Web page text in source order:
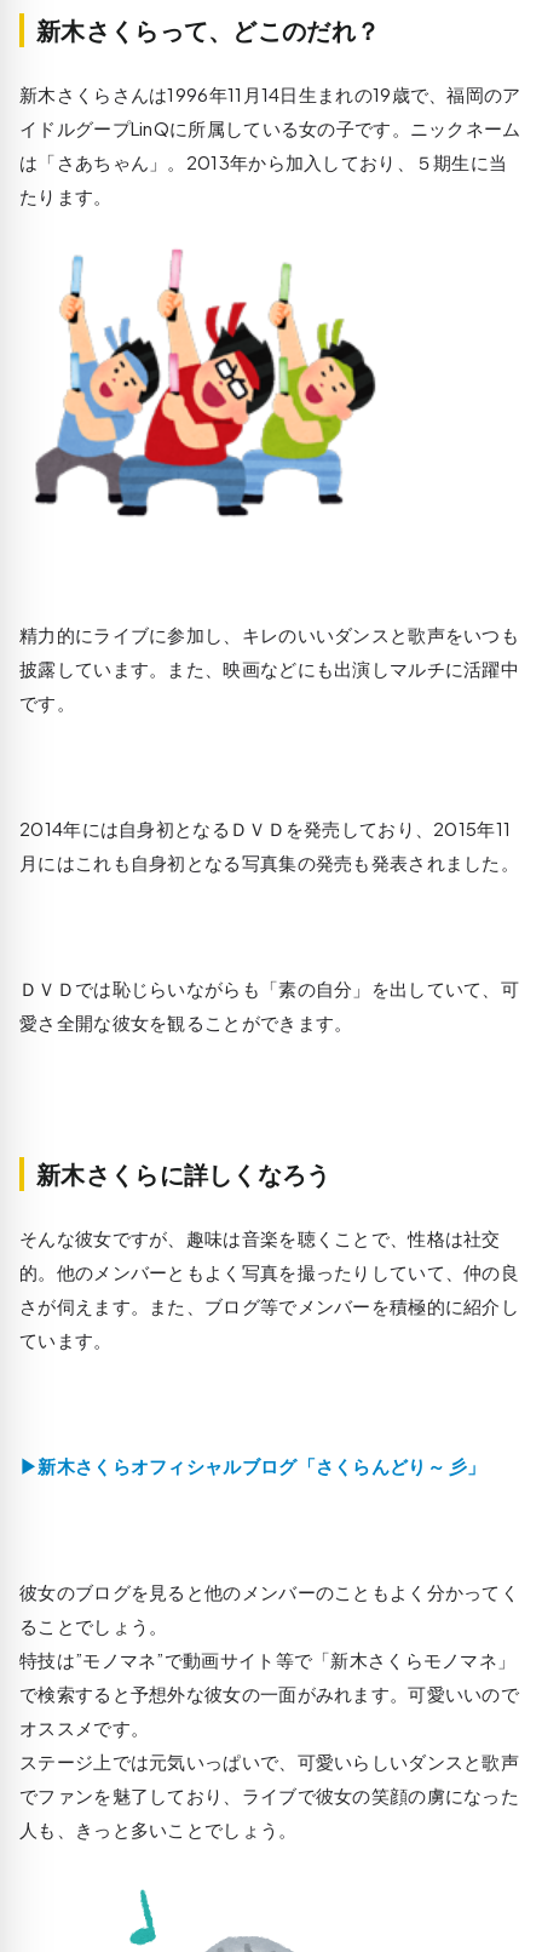
新木さくらって、どこのだれ？
新木さくらさんは1996年11月14日生まれの19歳で、福岡のア
イドルグープLinQに所属している女の子です。ニックネーム
は「さあちゃん」。2013年から加入しており、５期生に当
たります。
精力的にライブに参加し、キレのいいダンスと歌声をいつも
披露しています。また、映画などにも出演しマルチに活躍中
です。
2014年には自身初となるＤＶＤを発売しており、2015年11
月にはこれも自身初となる写真集の発売も発表されました。
ＤＶＤでは恥じらいながらも「素の自分」を出していて、可
愛さ全開な彼女を観ることができます。
新木さくらに詳しくなろう
そんな彼女ですが、趣味は音楽を聴くことで、性格は社交
的。他のメンバーともよく写真を撮ったりしていて、仲の良
さが伺えます。また、ブログ等でメンバーを積極的に紹介し
ています。
▶新木さくらオフィシャルブログ「さくらんどり～ 彡」
彼女のブログを見ると他のメンバーのこともよく分かってく
ることでしょう。
特技は”モノマネ”で動画サイト等で「新木さくらモノマネ」
で検索すると予想外な彼女の一面がみれます。可愛いいので
オススメです。
ステージ上では元気いっぱいで、可愛いらしいダンスと歌声
でファンを魅了しており、ライブで彼女の笑顔の虜になった
人も、きっと多いことでしょう。